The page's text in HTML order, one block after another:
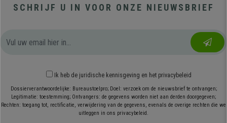
SCHRIJF U IN VOOR ONZE NIEUWSBRIEF
Ik heb de juridische kennisgeving en het privacybeleid
Dossierverantwoordelijke: Bureaustoelpro; Doel: verzoek om de nieuwsbrief te ontvangen;
Legitimatie: toestemming; Ontvangers: de gegevens worden niet aan derden doorgegeven;
Rechten: toegang tot, rectificatie, verwijdering van de gegevens, evenals de overige rechten die we
uitleggen in ons privacybeleid.